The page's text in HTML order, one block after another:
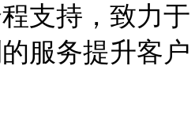
支持，致力于
服务提升客户